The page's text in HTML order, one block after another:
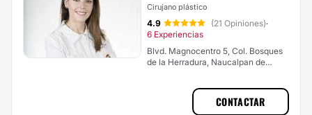
Cirujano plástico
4.9 (21 Opiniones)·
6 Experiencias
Blvd. Magnocentro 5, Col. Bosques
de la Herradura, Naucalpan de
CONTACTAR